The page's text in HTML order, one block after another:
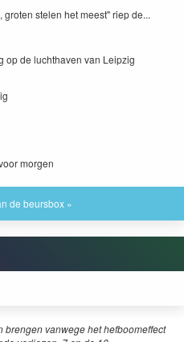
stelen het meest" riep de...
op de luchthaven van Leipzig
morgen
de beursbox »
brengen vanwege het hefboomeffect